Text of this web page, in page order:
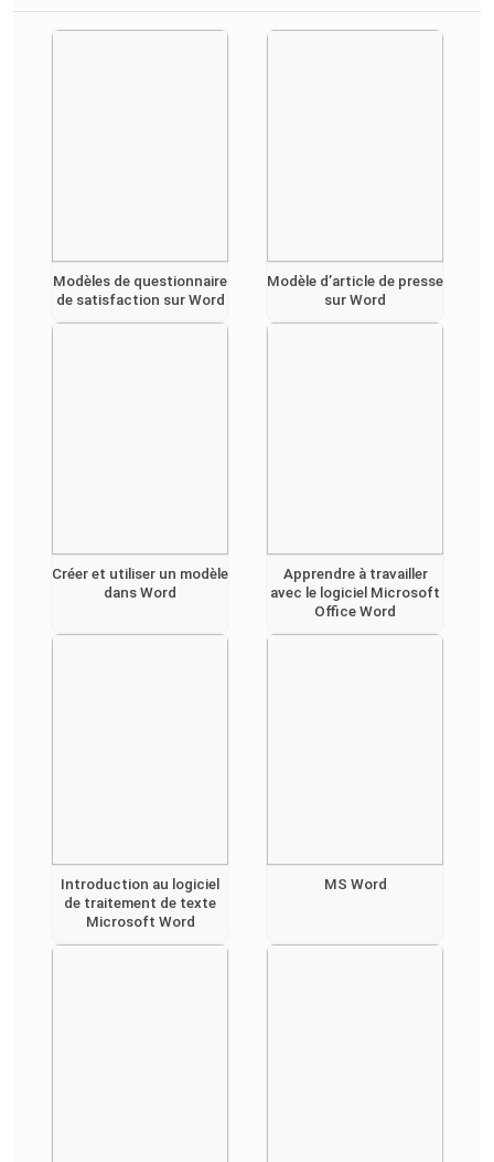
Modèles de questionnaire
de satisfaction sur Word
Modèle d’article de presse
sur Word
Créer et utiliser un modèle
dans Word
Apprendre à travailler
avec le logiciel Microsoft
Office Word
Introduction au logiciel
de traitement de texte
Microsoft Word
MS Word